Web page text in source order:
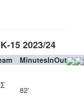
15 2023/24
MinutesInOut
82'